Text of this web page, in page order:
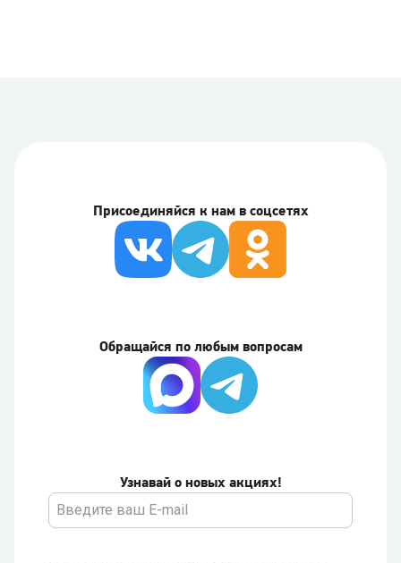
Присоединяйся к нам в соцсетях
Узнавай о новых акциях!
Обращайся по любым вопросам